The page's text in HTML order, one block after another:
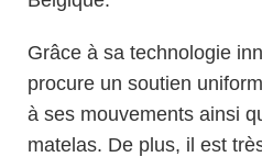
Grâce à sa technologie
procure un soutien
à ses mouvements ainsi
matelas. De plus, il est